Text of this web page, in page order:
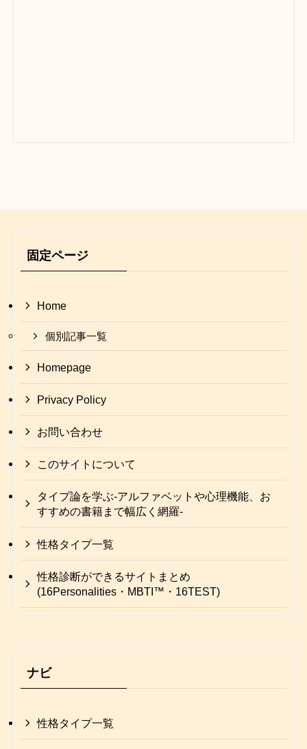
固定ページ
Home
個別記事一覧
Homepage
Privacy Policy
お問い合わせ
このサイトについて
タイプ論を学ぶ-アルファベットや心理機能、お
すすめの書籍まで幅広く網羅-
性格タイプ一覧
性格診断ができるサイトまとめ
(16Personalities・MBTI™・16TEST)
ナビ
性格タイプ一覧